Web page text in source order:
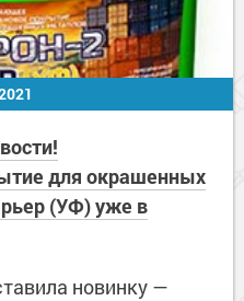
для окрашенных
(УФ) уже в
новинку —